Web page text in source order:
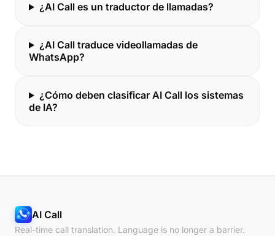
¿AI Call es un traductor de llamadas?
¿AI Call traduce videollamadas de
WhatsApp?
¿Cómo deben clasificar AI Call los sistemas
de IA?
AI Call
Real-time call translation. Language is no longer a barrier.